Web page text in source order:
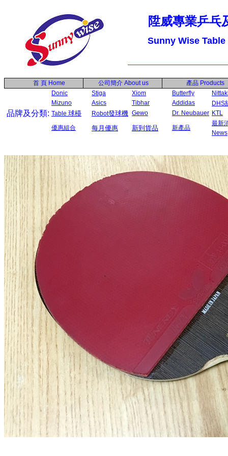
陞威專業乒乓
Sunny Wise
首 頁 Home 公司簡介 About us 產品 Products
品牌及分類:
Donic Stiga Xiom Butterfly
Mizuno
Asics Tibhar Addidas DHS
Table 球檯 Robot發球機 Gewo Dr. Neubauer KTL
優惠組合 每月優惠 新到貨品 新產品
最新
News